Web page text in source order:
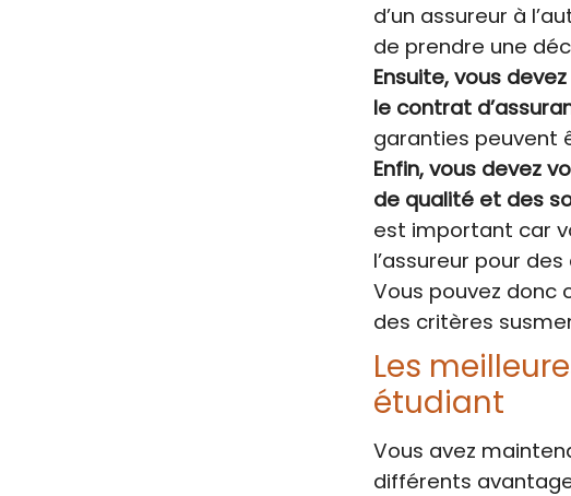
d’un assureur à
de prendre une
Ensuite, vous
le contrat
garanties peuvent
Enfin, vous devez
de qualité et des
est important car
l’assureur pour
Vous pouvez donc
des critères
Les
étudiant
Vous avez
différents